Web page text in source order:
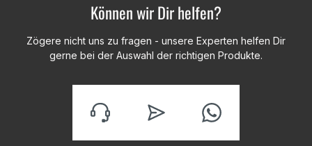
Können wir Dir helfen?
Zögere nicht uns zu fragen - unsere Experten helfen Dir
gerne bei der Auswahl der richtigen Produkte.